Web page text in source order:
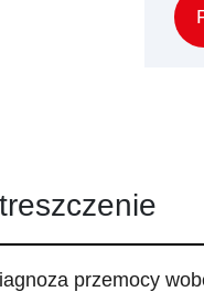
przemocy